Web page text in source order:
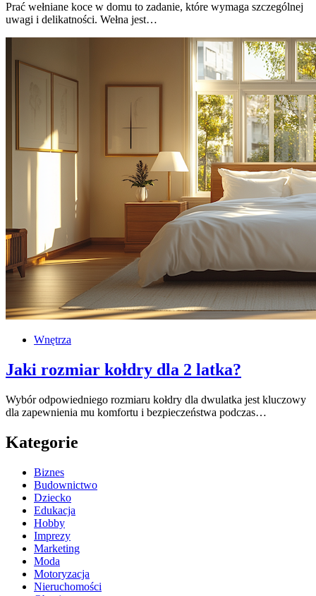
Prać wełniane koce w domu to zadanie, które wymaga szczególnej
uwagi i delikatności. Wełna jest…
Wnętrza
Jaki rozmiar kołdry dla 2 latka?
Wybór odpowiedniego rozmiaru kołdry dla dwulatka jest kluczowy
dla zapewnienia mu komfortu i bezpieczeństwa podczas…
Kategorie
Biznes
Budownictwo
Dziecko
Edukacja
Hobby
Imprezy
Marketing
Moda
Motoryzacja
Nieruchomości